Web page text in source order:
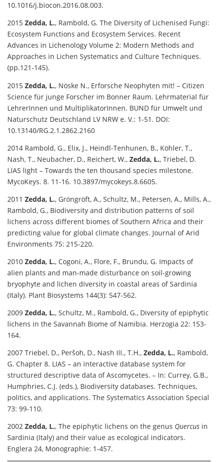
10.1016/j.biocon.2016.08.003.
2015 Zedda, L., Rambold, G. The Diversity of Lichenised Fungi:
Ecosystem Functions and Ecosystem Services. Recent
Advances in Lichenology Volume 2: Modern Methods and
Approaches in Lichen Systematics and Culture Techniques.
(pp.121-145).
2015 Zedda, L., Nöske N., Erforsche Neophyten mit! – Citizen
Science für junge Forscher im Bonner Raum. Lehrmaterial für
LehrerInnen und MultiplikatorInnen. BUND für Umwelt und
Naturschutz Deutschland LV NRW e. V.: 1-51. DOI:
10.13140/RG.2.1.2862.2160
2014 Rambold, G., Elix, J., Heindl-Tenhunen, B., Köhler, T.,
Nash, T., Neubacher, D., Reichert, W., Zedda, L., Triebel, D.
LIAS light – Towards the ten thousand species milestone.
MycoKeys. 8. 11-16. 10.3897/mycokeys.8.6605.
2011 Zedda, L., Gröngröft, A., Schultz, M., Petersen, A., Mills, A.,
Rambold, G., Biodiversity and distribution patterns of soil
lichens across different biomes of Southern Africa and their
predicting value for global climate changes. Journal of Arid
Environments 75: 215-220.
2010 Zedda, L., Cogoni, A., Flore, F., Brundu, G. Impacts of
alien plants and man-made disturbance on soil-growing
bryophyte and lichen diversity in coastal areas of Sardinia
(Italy). Plant Biosystems 144(3): 547-562.
2009 Zedda, L., Schultz, M., Rambold, G., Diversity of epiphytic
lichens in the Savannah Biome of Namibia. Herzogia 22: 153-
164.
2007 Triebel, D., Peršoh, D., Nash III., T.H., Zedda, L., Rambold,
G. Chapter 8. LIAS – an interactive database system for
structured descriptive data of Ascomycetes. – In: Currey, G.B.,
Humphries, C.J. (eds.), Biodiversity databases. Techniques,
politics, and applications. The Systematics Association Special
73: 99-110.
2002 Zedda, L., The epiphytic lichens on the genus Quercus in
Sardinia (Italy) and their value as ecological indicators.
Englera 24, Monographie: 1-457.